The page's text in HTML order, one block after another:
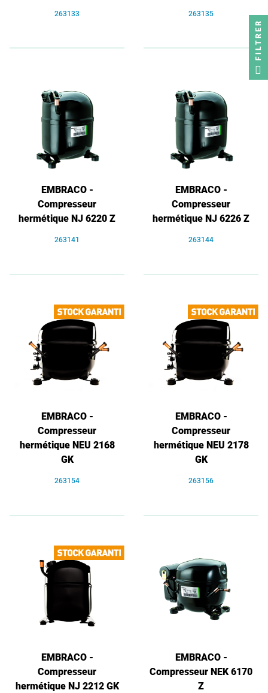
263133 263135
EMBRACO -
Compresseur
hermétique NJ 6220 Z
263141
EMBRACO -
Compresseur
hermétique NJ 6226 Z
263144
EMBRACO -
Compresseur
hermétique NEU 2168
GK
263154
EMBRACO -
Compresseur
hermétique NEU 2178
GK
263156
EMBRACO -
Compresseur
hermétique NJ 2212 GK
EMBRACO -
Compresseur NEK 6170
Z
FILTRER